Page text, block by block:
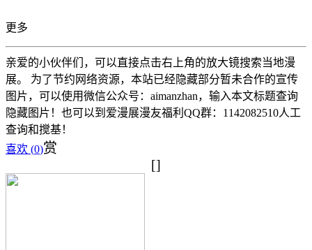
更多
亲爱的小伙伴们，可以直接点击右上角的放大镜搜索当地漫
展。 为了节约网络资源，本站已经隐藏部分暂未合作的宣传
图片，可以使用微信公众号：aimanzhan，输入本文标题查询
隐藏图片！也可以到爱漫展漫友福利QQ群：1142082510人工
查询和搅基！
喜欢 (0)赏
[]